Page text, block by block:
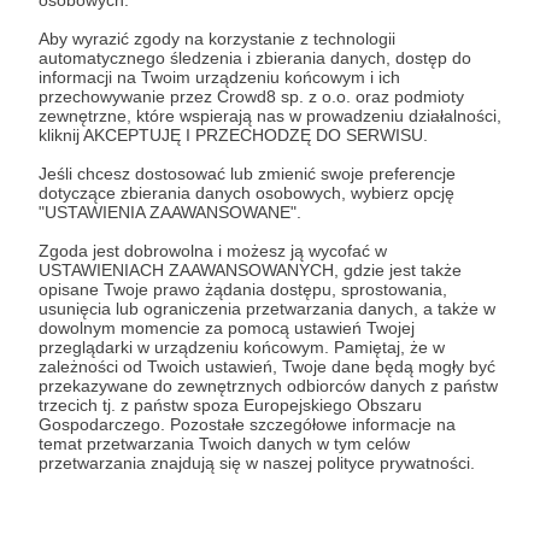
Aby wyrazić zgody na korzystanie z technologii
automatycznego śledzenia i zbierania danych, dostęp do
informacji na Twoim urządzeniu końcowym i ich
przechowywanie przez Crowd8 sp. z o.o. oraz podmioty
zewnętrzne, które wspierają nas w prowadzeniu działalności,
kliknij AKCEPTUJĘ I PRZECHODZĘ DO SERWISU.
Jeśli chcesz dostosować lub zmienić swoje preferencje
dotyczące zbierania danych osobowych, wybierz opcję
"USTAWIENIA ZAAWANSOWANE".
Zgoda jest dobrowolna i możesz ją wycofać w
USTAWIENIACH ZAAWANSOWANYCH, gdzie jest także
opisane Twoje prawo żądania dostępu, sprostowania,
usunięcia lub ograniczenia przetwarzania danych, a także w
dowolnym momencie za pomocą ustawień Twojej
przeglądarki w urządzeniu końcowym. Pamiętaj, że w
zależności od Twoich ustawień, Twoje dane będą mogły być
przekazywane do zewnętrznych odbiorców danych z państw
trzecich tj. z państw spoza Europejskiego Obszaru
Gospodarczego. Pozostałe szczegółowe informacje na
temat przetwarzania Twoich danych w tym celów
przetwarzania znajdują się w naszej polityce prywatności.
Dlaczego prosimy Was – Patronów o
wsparcie?
Bo niemal każda akcja ratownicza wymaga użycia
przez nas specjalistycznego sprzętu (m.in.
środków transportu, medycznego) a także
kwalifikacji. Sprzęt się zużywa a My chcemy
ciągle się doskonalić i rozwijać. Zobacz jak
W tym miejscu powinna być zewnętrzna
treść
Rozwiń opis
Cele
Galeria Bieszczadzkich Aniołów
3 500 zł Cel osiągnięty!
100%
Jeśli uzbieramy taką kwotę to
wywołamy zdjęcia, które stworzą
niecodzienną galerię umieszczoną w
GOPR
innowacje!
4 500 zł
Ratownicy w
GOPR stawiają na